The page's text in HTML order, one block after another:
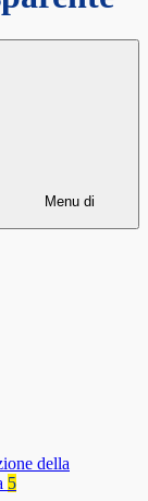
Menu di
della
5